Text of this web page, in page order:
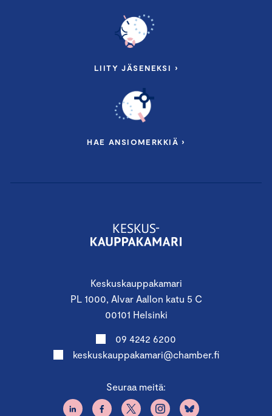
Keskuskauppakamari
PL 1000, Alvar Aallon katu 5 C
00101 Helsinki
09 4242 6200
keskuskauppakamari@chamber.fi
Seuraa meitä:
LIITY JÄSENEKSI ›
HAE ANSIOMERKKIÄ ›